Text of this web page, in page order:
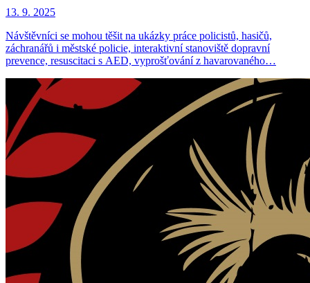
13. 9. 2025
Návštěvníci se mohou těšit na ukázky práce policistů, hasičů,
záchranářů i městské policie, interaktivní stanoviště dopravní
prevence, resuscitaci s AED, vyprošťování z havarovaného…